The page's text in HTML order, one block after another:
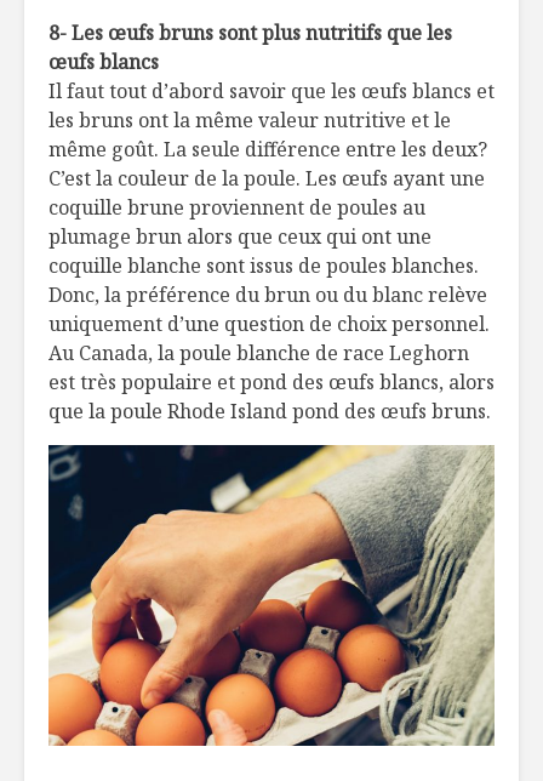
8- Les œufs bruns sont plus nutritifs que les
œufs blancs
Il faut tout d’abord savoir que les œufs blancs et
les bruns ont la même valeur nutritive et le
même goût. La seule différence entre les deux?
C’est la couleur de la poule. Les œufs ayant une
coquille brune proviennent de poules au
plumage brun alors que ceux qui ont une
coquille blanche sont issus de poules blanches.
Donc, la préférence du brun ou du blanc relève
uniquement d’une question de choix personnel.
Au Canada, la poule blanche de race Leghorn
est très populaire et pond des œufs blancs, alors
que la poule Rhode Island pond des œufs bruns.